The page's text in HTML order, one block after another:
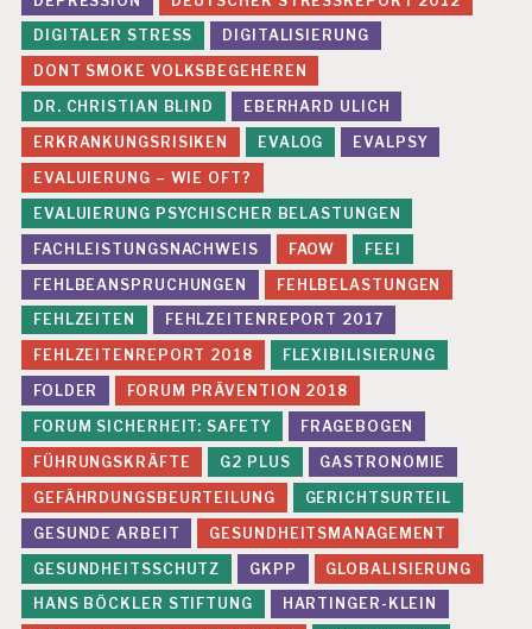
DIGITALER STRESS
DIGITALISIERUNG
DONT SMOKE VOLKSBEGEHEREN
DR. CHRISTIAN BLIND
EBERHARD ULICH
ERKRANKUNGSRISIKEN
EVALOG
EVALPSY
EVALUIERUNG – WIE OFT?
EVALUIERUNG PSYCHISCHER BELASTUNGEN
FACHLEISTUNGSNACHWEIS
FAOW
FEEI
FEHLBEANSPRUCHUNGEN
FEHLBELASTUNGEN
FEHLZEITEN
FEHLZEITENREPORT 2017
FEHLZEITENREPORT 2018
FLEXIBILISIERUNG
FOLDER
FORUM PRÄVENTION 2018
FORUM SICHERHEIT: SAFETY
FRAGEBOGEN
FÜHRUNGSKRÄFTE
G2 PLUS
GASTRONOMIE
GEFÄHRDUNGSBEURTEILUNG
GERICHTSURTEIL
GESUNDE ARBEIT
GESUNDHEITSMANAGEMENT
GESUNDHEITSSCHUTZ
GKPP
GLOBALISIERUNG
HANS BÖCKLER STIFTUNG
HARTINGER-KLEIN